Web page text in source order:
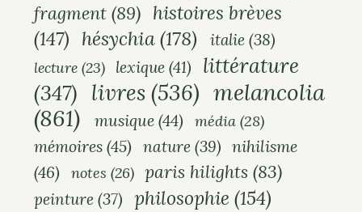
fragment (89) histoires brèves
(147) hésychia (178) italie (38)
lecture (23) lexique(41)
littérature
(347) livres (536) melancolia
(861)
musique (44) média(28)
mémoires (45) nature(39) nihilisme
(46)
notes (26) paris hilights (83)
peinture (37) philosophie (154)